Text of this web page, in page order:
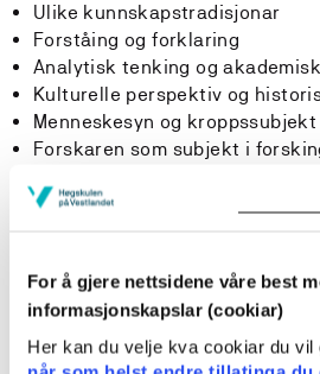
For å gjere nettsidene våre best
informasjonskapslar (cookiar)
Her kan du velje kva cookiar du vil
Ulike kunnskapstradisjonar
Forståing og forklaring
Analytisk tenking og
Kulturelle perspektiv og
Menneskesyn og kroppssubjekt
Forskaren som subjekt i
Ein student med fullført emne
læringsutbytte definert i
kompetanse: